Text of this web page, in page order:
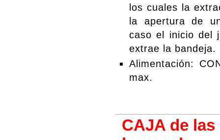
los cuales la
la apertura de
caso el inicio del
extrae la bandeja.
Alimentación:
max.
CAJA de